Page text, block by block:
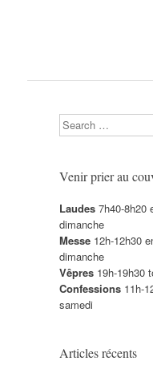
Search
Venir prier au
Laudes7h40-8h20
dimanche
Messe12h-12h30
dimanche
Vêpres19h-19h30
Confessions 11h-
samedi
Articles récents